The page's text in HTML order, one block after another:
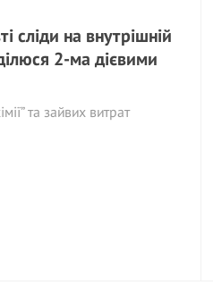
сліди на внутрішній
2-ма дієвими
та зайвих витрат